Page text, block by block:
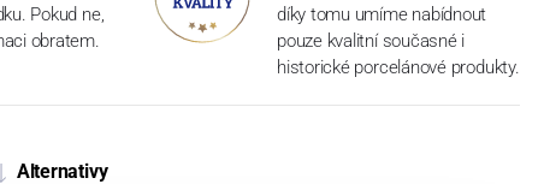
Pokud ne,
obratem.
díky tomu umíme nabídnout
pouze kvalitní současné i
historické porcelánové produkty.
Alternativy